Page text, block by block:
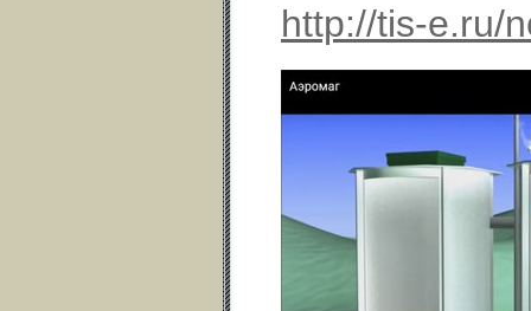
http://tis-e.ru/